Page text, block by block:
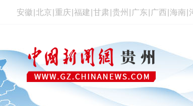
安徽 北京 重庆 福建 甘肃 贵州 广东 广西 海南